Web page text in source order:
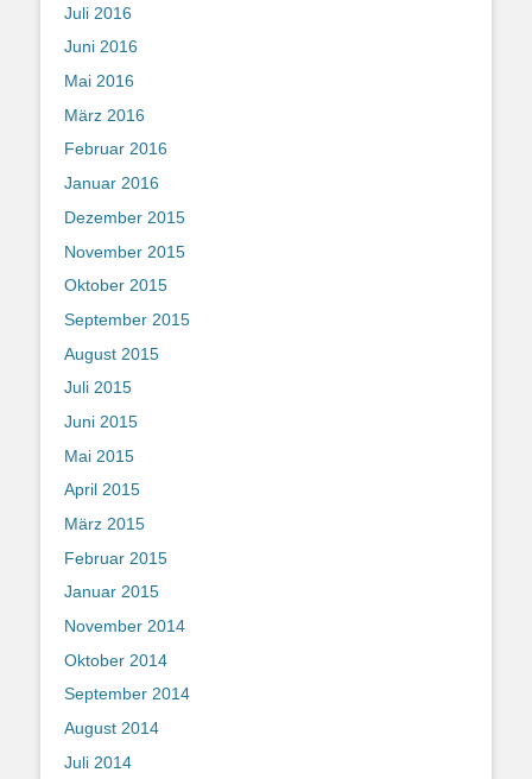
Juli 2016
Juni 2016
Mai 2016
März 2016
Februar 2016
Januar 2016
Dezember 2015
November 2015
Oktober 2015
September 2015
August 2015
Juli 2015
Juni 2015
Mai 2015
April 2015
März 2015
Februar 2015
Januar 2015
November 2014
Oktober 2014
September 2014
August 2014
Juli 2014